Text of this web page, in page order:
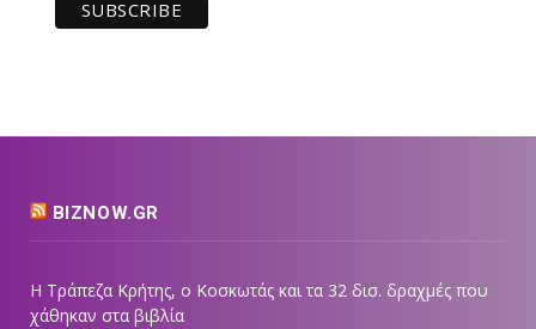
BIZNOW.GR
Η Τράπεζα Κρήτης, ο Κοσκωτάς και τα 32 δισ. δραχμές που
χάθηκαν στα βιβλία